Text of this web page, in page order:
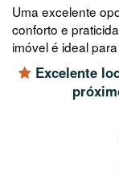
Uma excelente
conforto e
imóvel é ideal
Excelente